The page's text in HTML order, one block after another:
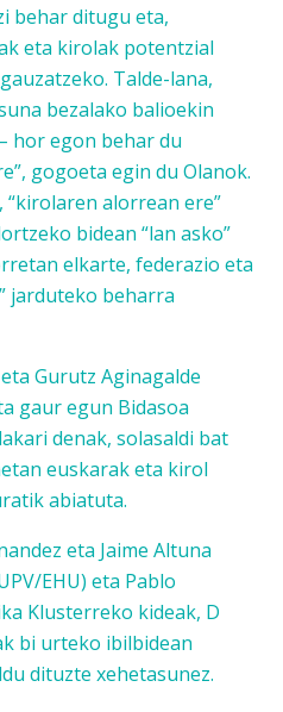
behar ditugu eta,
eta kirolak potentzial
Talde-lana,
bezalako balioekin
hor egon behar du
gogoeta egin du Olanok.
“kirolaren alorrean ere”
bidean “lan asko”
elkarte, federazio eta
jarduteko beharra
Gurutz Aginagalde
gaur egun Bidasoa
denak, solasaldi bat
euskarak eta kirol
abiatuta.
eta Jaime Altuna
EHU) eta Pablo
Klusterreko kideak, D
bi urteko ibilbidean
dituzte xehetasunez.